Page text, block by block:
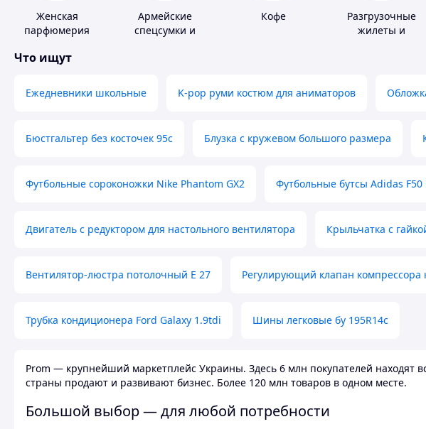
Женская
парфюмерия
Армейские
спецсумки и
Кофе
Разгрузочные
жилеты и
Что ищут
Ежедневники школьные K-pop руми костюм для аниматоров
Бюстгальтер без косточек 95с Блузка с кружевом большого размера
Футбольные сороконожки Nike Phantom GX2 Футбольные бутсы Adidas F50
Двигатель с редуктором для настольного вентилятора Крыльчатка с
Вентилятор-люстра потолочный E 27 Регулирующий клапан компрессора
Трубка кондиционера Ford Galaxy 1.9tdi Шины легковые бу 195R14c
Prom — крупнейший маркетплейс Украины. Здесь 6 млн покупателей находят
страны продают и развивают бизнес. Более 120 млн товаров в одном месте.
Большой выбор — для любой потребности